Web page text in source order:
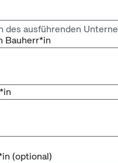
des ausführenden
Bauherr*in
(optional)